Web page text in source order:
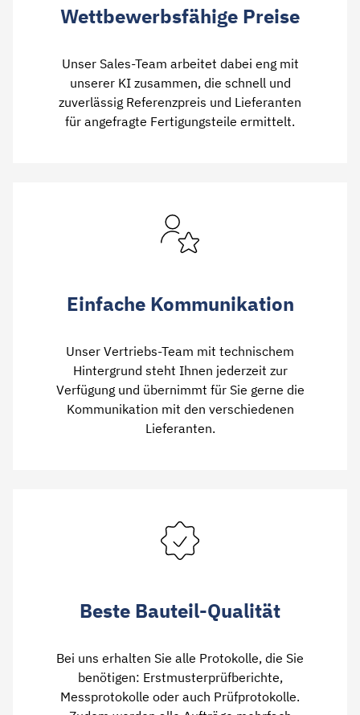
Wettbewerbsfähige Preise
Unser Sales-Team arbeitet dabei eng mit
unserer KI zusammen, die schnell und
zuverlässig Referenzpreis und Lieferanten
für angefragte Fertigungsteile ermittelt.
Einfache Kommunikation
Unser Vertriebs-Team mit technischem
Hintergrund steht Ihnen jederzeit zur
Verfügung und übernimmt für Sie gerne die
Kommunikation mit den verschiedenen
Lieferanten.
Beste Bauteil-Qualität
Bei uns erhalten Sie alle Protokolle, die Sie
benötigen: Erstmusterprüfberichte,
Messprotokolle oder auch Prüfprotokolle.